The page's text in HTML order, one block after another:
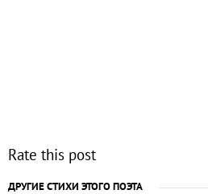
Rate this post
ДРУГИЕ СТИХИ ЭТОГО ПОЭТА